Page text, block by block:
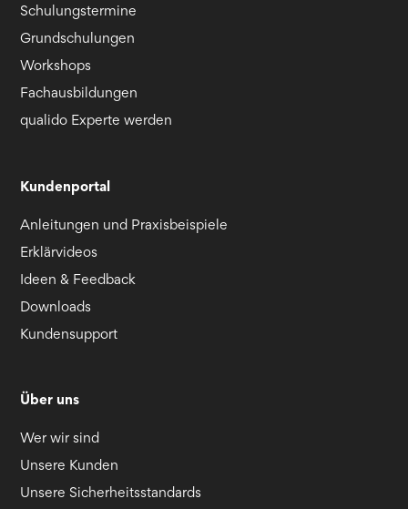
Schulungstermine
Grundschulungen
Workshops
Fachausbildungen
qualido Experte werden
Kundenportal
Anleitungen und Praxisbeispiele
Erklärvideos
Ideen & Feedback
Downloads
Kundensupport
Über uns
Wer wir sind
Unsere Kunden
Unsere Sicherheitsstandards